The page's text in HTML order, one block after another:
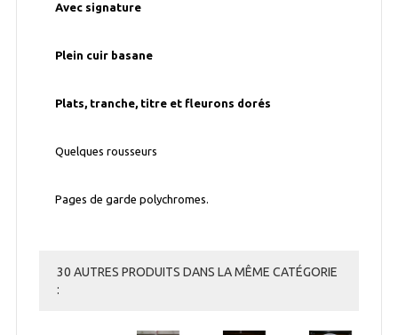
Avec signature
Plein cuir basane
Plats, tranche, titre et fleurons dorés
Quelques rousseurs
Pages de garde polychromes.
30 AUTRES PRODUITS DANS LA MÊME CATÉGORIE
: